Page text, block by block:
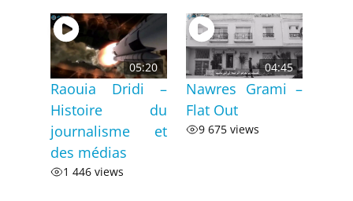
05:20
Raouia Dridi –
Histoire du
journalisme et
des médias
1 446 views
04:45
Nawres Grami –
Flat Out
9 675 views